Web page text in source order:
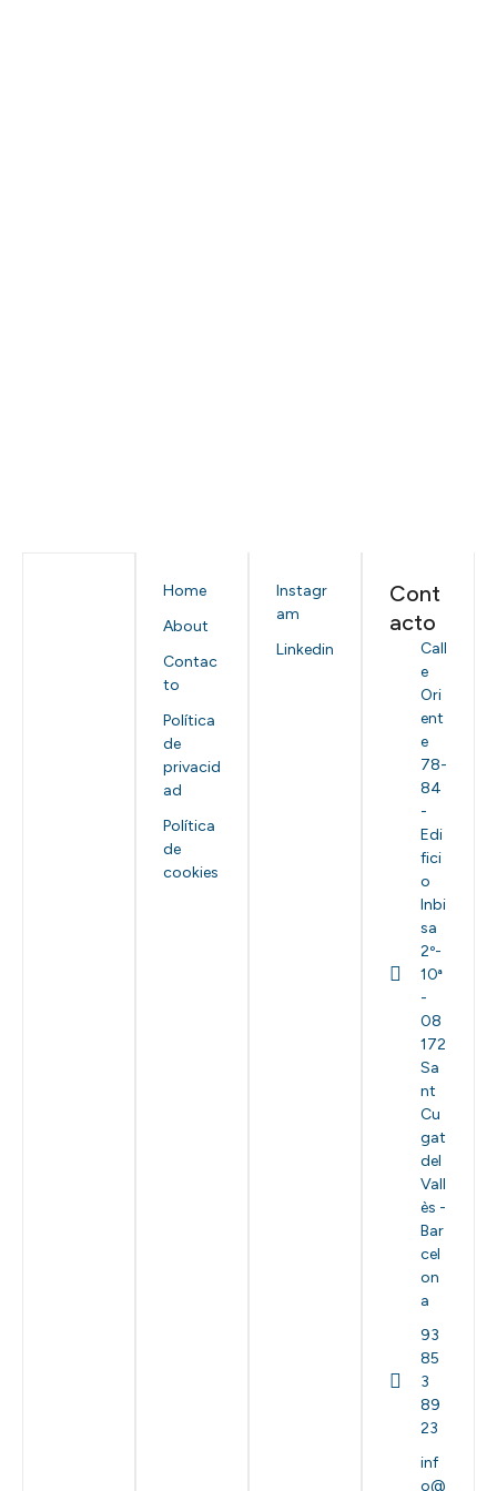
Home
About
Contac
to
Política
de
privacid
ad
Política
de
cookies
Instagr
am
Linkedin
Cont
acto
Call
e
Ori
ent
e
78-
84
-
Edi
fici
o
Inbi
sa
2º-
10ª
-
08
172
Sa
nt
Cu
gat
del
Vall
ès -
Bar
cel
on
a
93
85
3
89
23
inf
o@